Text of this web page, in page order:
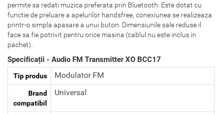
permite sa redati muzica preferata prin Bluetooth. Este dotat cu
functie de preluare a apelurilor handsfree, conexiunea se realizeaza
printr-o simpla apasare a unui buton. Dimensiunile sale reduse il
face sa fie potrivit pentru orice masina (cablul nu este inclus in
pachet).
Specificații - Audio FM Transmitter XO BCC17
Tip produs Modulator FM
Brand
compatibil
Universal